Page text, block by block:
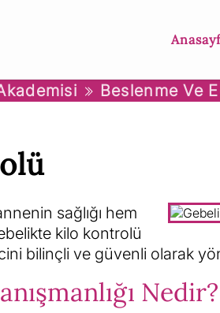
Beslenme Ve
sağlığı hem
kilo kontrolü
bilinçli ve güvenli olarak
Nedir?